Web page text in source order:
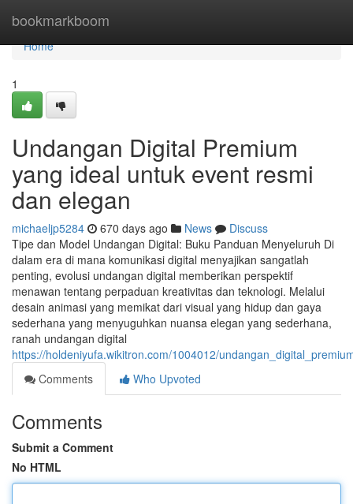
bookmarkboom
Home
Home
1
Undangan Digital Premium
yang ideal untuk event resmi
dan elegan
michaeljp5284 670 days ago News
Discuss
Tipe dan Model Undangan Digital: Buku Panduan Menyeluruh Di
dalam era di mana komunikasi digital menyajikan sangatlah
penting, evolusi undangan digital memberikan perspektif
menawan tentang perpaduan kreativitas dan teknologi. Melalui
desain animasi yang memikat dari visual yang hidup dan gaya
sederhana yang menyuguhkan nuansa elegan yang sederhana,
ranah undangan digital
https://holdeniyufa.wikitron.com/1004012/
Comments
Who Upvoted
Comments
Submit a Comment
No HTML